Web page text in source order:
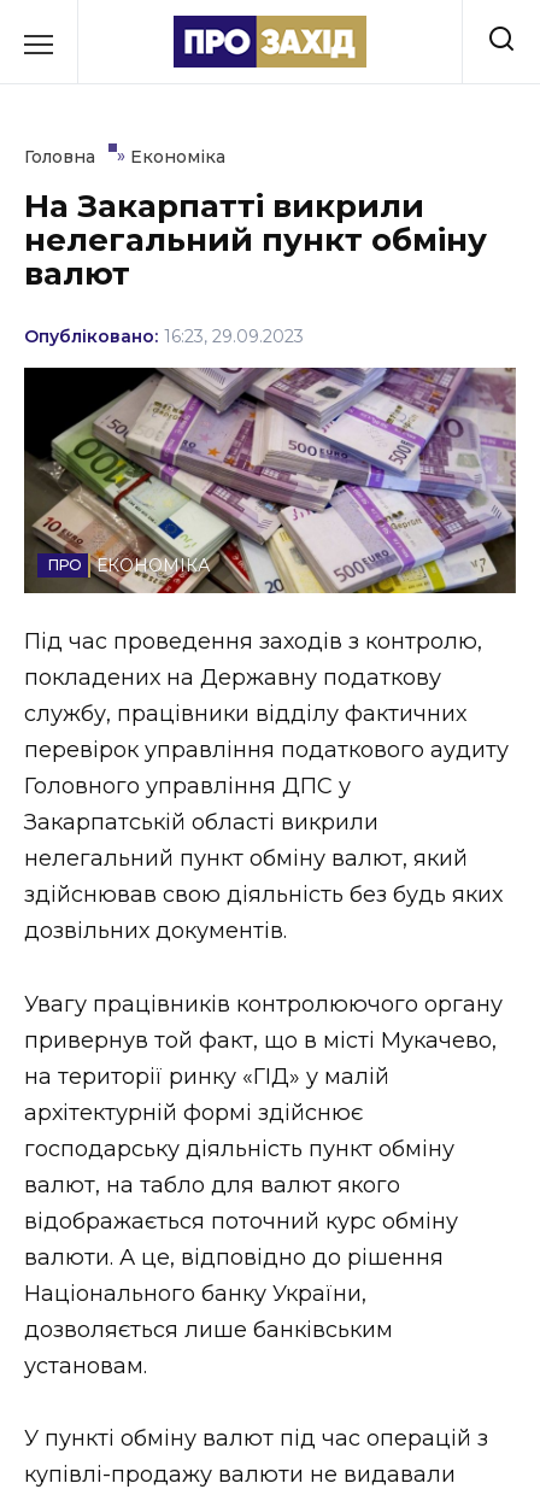
до
Культура
Освіта
Події
Політика
Соціум
Спорт
Стиль життя
Втрачений Ужгород (відеоверсія)
ЗАКАРПАТСЬКІ НОВИНИ
НОВИНИ ЗАХІДНОЇ УКРАЇНИ
ФОТО
ВІДЕО
Головна » Економіка
На Закарпатті викрили
нелегальний пункт обміну
валют
Опубліковано: 16:23, 29.09.2023
ЕКОНОМІКА
Під час проведення заходів з контролю,
покладених на Державну податкову
службу, працівники відділу фактичних
перевірок управління податкового аудиту
Головного управління ДПС у
Закарпатській області викрили
нелегальний пункт обміну валют, який
здійснював свою діяльність без будь яких
дозвільних документів.
Увагу працівників контролюючого органу
привернув той факт, що в місті Мукачево,
на території ринку «ГІД» у малій
архітектурній формі здійснює
господарську діяльність пункт обміну
валют, на табло для валют якого
відображається поточний курс обміну
валюти. А це, відповідно до рішення
Національного банку України,
дозволяється лише банківським
установам.
У пункті обміну валют під час операцій з
купівлі-продажу валюти не видавали